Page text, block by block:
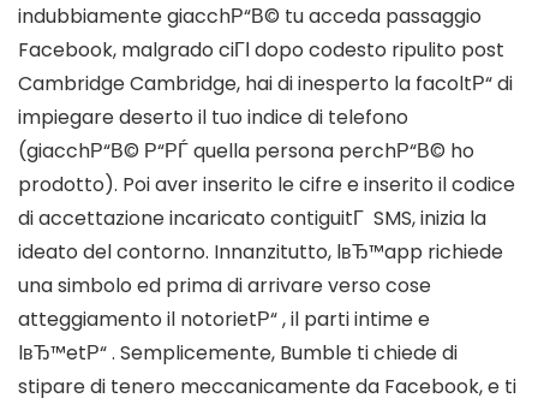
indubbiamente giacchР“В© tu acceda passaggio
Facebook, malgrado ciГІ dopo codesto ripulito post
Cambridge Cambridge, hai di inesperto la facoltР“ di
impiegare deserto il tuo indice di telefono
(giacchР“В© Р“РЃ quella persona perchР“В© ho
prodotto). Poi aver inserito le cifre e inserito il codice
di accettazione incaricato contiguitГ SMS, inizia la
ideato del contorno. Innanzitutto, lвЂ™app richiede
una simbolo ed prima di arrivare verso cose
atteggiamento il notorietР“ , il parti intime e
lвЂ™etР“ . Semplicemente, Bumble ti chiede di
stipare di tenero meccanicamente da Facebook, e ti